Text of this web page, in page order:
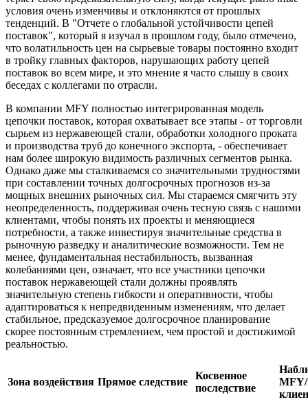
условия очень изменчивы и отклоняются от прошлых
тенденций. В "Отчете о глобальной устойчивости цепей
поставок", который я изучал в прошлом году, было отмечено,
что волатильность цен на сырьевые товары постоянно входит
в тройку главных факторов, нарушающих работу цепей
поставок во всем мире, и это мнение я часто слышу в своих
беседах с коллегами по отрасли.
В компании MFY полностью интегрированная модель
цепочки поставок, которая охватывает все этапы - от торговли
сырьем из нержавеющей стали, обработки холодного проката
и производства труб до конечного экспорта, - обеспечивает
нам более широкую видимость различных сегментов рынка.
Однако даже мы сталкиваемся со значительными трудностями
при составлении точных долгосрочных прогнозов из-за
мощных внешних рыночных сил. Мы стараемся смягчить эту
неопределенность, поддерживая очень тесную связь с нашими
клиентами, чтобы понять их проекты и меняющиеся
потребности, а также инвестируя значительные средства в
рыночную разведку и аналитические возможности. Тем не
менее, фундаментальная нестабильность, вызванная
колебаниями цен, означает, что все участники цепочки
поставок нержавеющей стали должны проявлять
значительную степень гибкости и оперативности, чтобы
адаптироваться к непредвиденным изменениям, что делает
стабильное, предсказуемое долгосрочное планирование
скорее постоянным стремлением, чем простой и достижимой
реальностью.
Зона воздействия Прямое следствие
Косвенное
последствие